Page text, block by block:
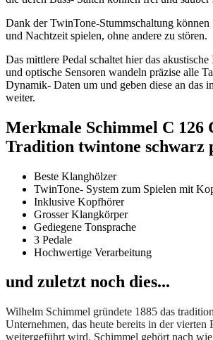
Dank der TwinTone-Stummschaltung können
und Nachtzeit spielen, ohne andere zu stören.
Das mittlere Pedal schaltet hier das
und optische Sensoren wandeln präzise alle
Dynamik- Daten um und geben diese an das
weiter.
Merkmale Schimmel C 126
Tradition twintone schwarz
Beste Klanghölzer
TwinTone- System zum Spielen mit
Inklusive Kopfhörer
Grosser Klangkörper
Gediegene Tonsprache
3 Pedale
Hochwertige Verarbeitung
und zuletzt noch dies...
Wilhelm Schimmel gründete 1885 das
Unternehmen, das heute bereits in der vierten
weitergeführt wird. Schimmel gehört nach